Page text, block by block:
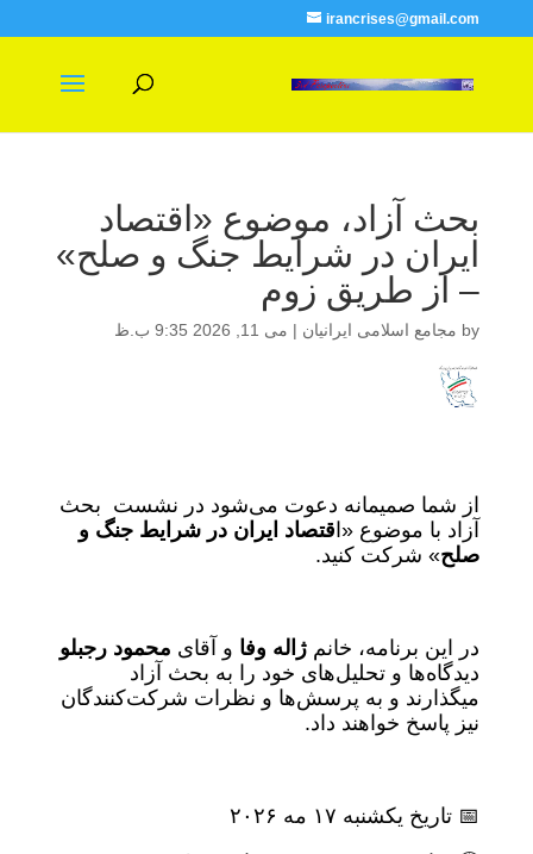
irancrises@gmail.com
بحث آزاد، موضوع «اقتصاد
ایران در شرایط جنگ و صلح»
– از طریق زوم
by مجامع اسلامی ایرانیان | می 11, 2026 9:35 ب.ظ
از شما صمیمانه دعوت می‌شود در نشست بحث
آزاد با موضوع «ا قتصاد ایران در شرایط جنگ و
صلح» شرکت کنید.
در این برنامه، خانم ژاله وفا و آقای محمود رجبلو
دیدگاه‌ها و تحلیل‌های خود را به بحث آزاد
میگذارند و به پرسش‌ها و نظرات شرکت‌کنندگان
نیز پاسخ خواهند داد.
📅 تاریخ یکشنبه ۱۷ مه ۲۰۲۶